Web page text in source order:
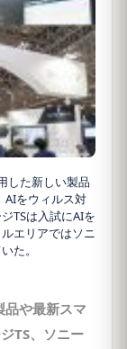
した新しい製品
AIをウィルス対
TSは入試にAIを
エリアではソニ
た。
品や最新スマ
TS、ソニー